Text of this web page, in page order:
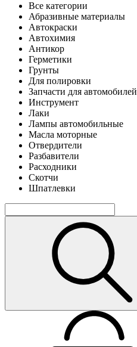
Все категории
Абразивные материалы
Автокраски
Автохимия
Антикор
Герметики
Грунты
Для полировки
Запчасти для автомобилей
Инструмент
Лаки
Лампы автомобильные
Масла моторные
Отвердители
Разбавители
Расходники
Скотчи
Шпатлевки